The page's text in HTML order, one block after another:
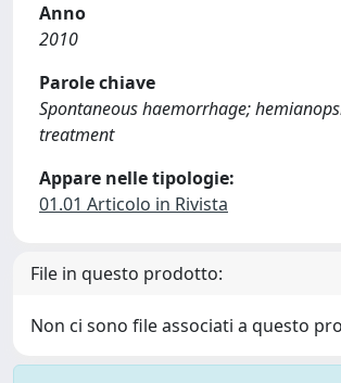
Anno
2010
Parole chiave
Spontaneous haemorrhage;
treatment
Appare nelle tipologie:
01.01 Articolo in Rivista
File in questo prodotto:
Non ci sono file associati a questo